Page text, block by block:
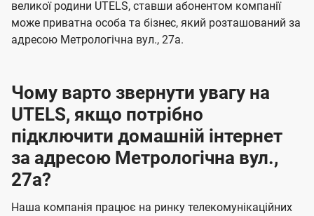
s
великої родини UTELS, ставши абонентом компанії
може приватна особа та бізнес, який розташований за
адресою Метрологічна вул., 27а.
Чому варто звернути увагу на
UTELS, якщо потрібно
підключити домашній інтернет
за адресою Метрологічна вул.,
27а?
Наша компанія працює на ринку телекомунікаційних